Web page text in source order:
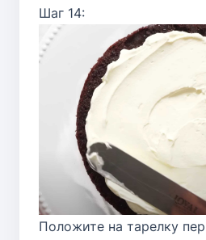
Шаг 14:
Положите на тарелку